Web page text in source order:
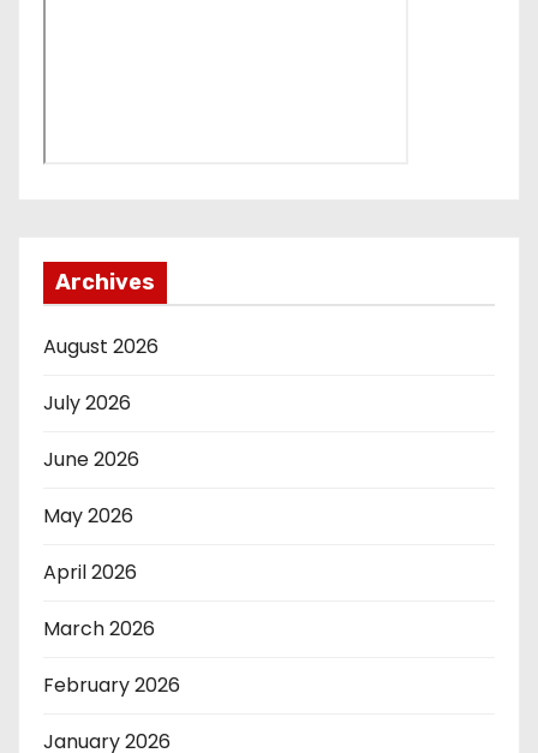
Archives
August 2026
July 2026
June 2026
May 2026
April 2026
March 2026
February 2026
January 2026